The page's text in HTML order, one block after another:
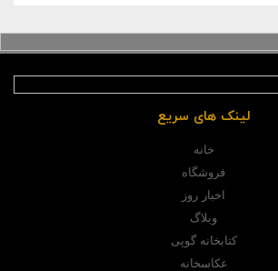
لینک های سریع
خانه
فروشگاه
اخبار روز
وبلاگ
کتابخانه گوپی
عکاسخانه